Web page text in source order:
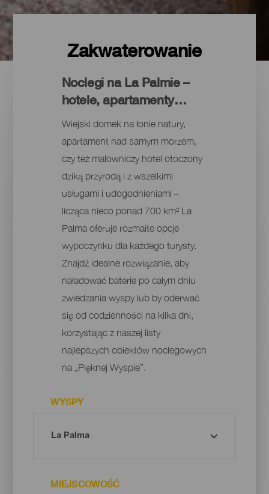
Zakwaterowanie
Noclegi na La Palmie –
hotele, apartamenty…
Wiejski domek na łonie natury,
apartament nad samym morzem,
czy też malowniczy hotel otoczony
dziką przyrodą i z wszelkimi
usługami i udogodnieniami –
licząca nieco ponad 700 km² La
Palma oferuje rozmaite opcje
wypoczynku dla każdego turysty.
Znajdź idealne rozwiązanie, aby
naładować baterie po całym dniu
zwiedzania wyspy lub by oderwać
się od codzienności na kilka dni,
korzystając z naszej listy
najlepszych obiektów noclegowych
na „Pięknej Wyspie”.
WYSPY
MIEJSCOWOŚĆ